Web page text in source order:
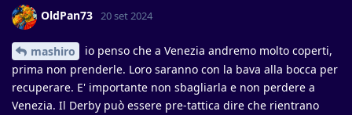
OldPan73 20 set 2024
mashiro
io penso che a Venezia andremo molto coperti,
prima non prenderle. Loro saranno con la bava alla bocca per
recuperare. E' importante non sbagliarla e non perdere a
Venezia. Il Derby può essere pre-tattica dire che rientrano